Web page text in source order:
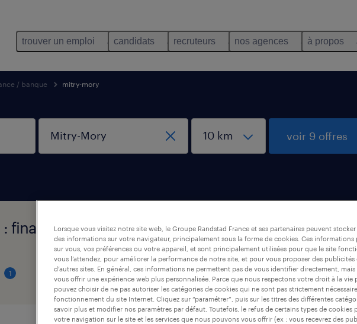
trouver un emploi candidats recruteurs nos agences à propos
/ banque mitry-mory
voir 9 offres
finance / banque, Mitry-Mory
1 type de contrat durée du contrat niveau d'expérience
Lorsque vous visitez notre site web, le Groupe Randstad France et ses partenaires peuvent
des informations sur votre navigateur, principalement sous la forme de cookies. Ces informations
sur vous, vos préférences ou votre appareil, et sont principalement utilisées pour que le site
vous l’attendez, pour améliorer la performance de notre site, et pour vous proposer des publicités
d’autres sites. En général, ces informations ne permettent pas de vous identifier directement,
vous offrir une expérience web plus personnalisée. Parce que nous respectons votre droit à la vie
pouvez choisir de ne pas autoriser les catégories de cookies qui ne sont pas strictement
fonctionnement du site Internet. Cliquez sur “paramétrer”, puis sur les titres des différentes
savoir plus et modifier nos paramètres par défaut. Toutefois, le refus de certains types de cookies
votre navigation sur le site et les services que nous pouvons vous offrir (ex : vous recevrez des